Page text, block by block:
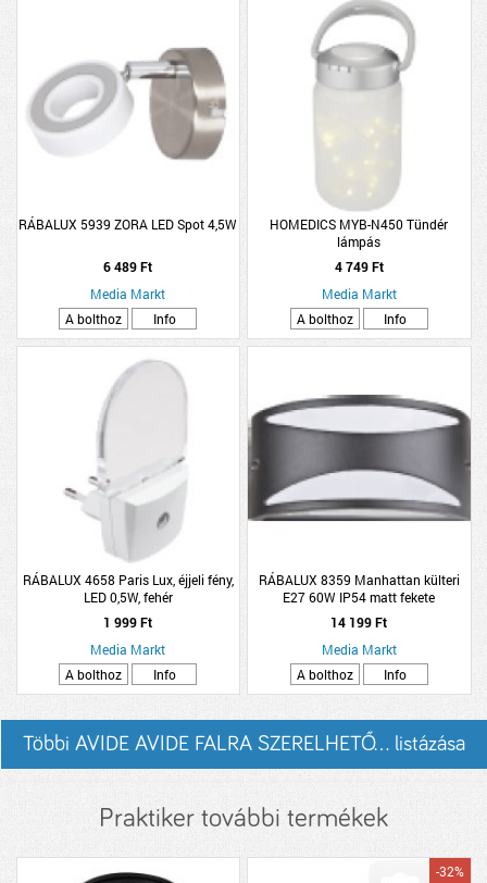
RÁBALUX 5939 ZORA LED Spot 4,5W
6 489 Ft
Media Markt
A bolthoz
Info
HOMEDICS MYB-N450 Tündér
lámpás
4 749 Ft
Media Markt
A bolthoz
Info
RÁBALUX 4658 Paris Lux, éjjeli fény,
LED 0,5W, fehér
1 999 Ft
Media Markt
A bolthoz
Info
RÁBALUX 8359 Manhattan külteri
E27 60W IP54 matt fekete
14 199 Ft
Media Markt
A bolthoz
Info
Többi AVIDE AVIDE FALRA SZERELHETŐ... listázása
Praktiker további termékek
-32%